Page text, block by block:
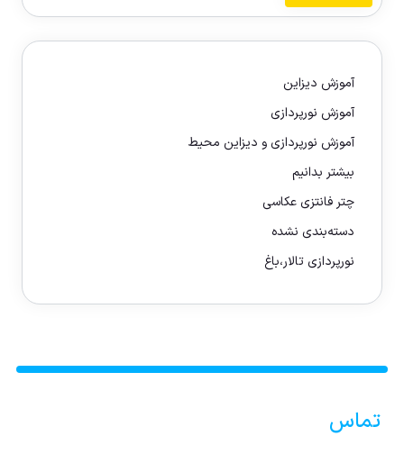
آموزش دیزاین
آموزش نورپردازی
آموزش نورپردازی و دیزاین محیط
بیشتر بدانیم
چتر فانتزی عکاسی
دسته‌بندی نشده
نورپردازی تالار،باغ
تماس